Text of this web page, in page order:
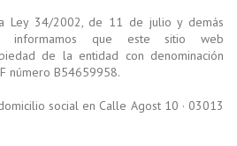
Ley 34/2002, de 11 de julio y demás
informamos que este sitio web
de la entidad con denominación
número B54659958.
social en Calle Agost 10 · 03013